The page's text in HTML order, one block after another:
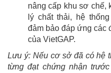
nâng cấp khu sơ chế,
lý chất thải, hệ
đảm bảo đáp ứng các
của VietGAP.
Lưu ý: Nếu cơ sở đã có hệ
từng đạt chứng nhận